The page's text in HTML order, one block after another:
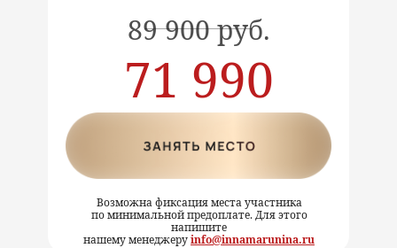
71 990
руб.
89 900 руб.
Возможна фиксация места участника
по минимальной предоплате. Для этого
напишите
нашему менеджеруinfo@innamarunina.ru